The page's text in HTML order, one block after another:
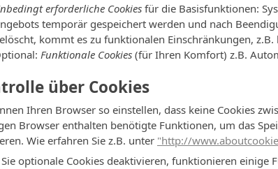
erforderliche Cookies für die Basisfunktionen:
temporär gespeichert werden und nach
kommt es zu funktionalen Einschränkungen,
Funktionale Cookies (für Ihren Komfort) z.B.
über Cookies
Ihren Browser so einstellen, dass keine Cookies
Browser enthalten benötigte Funktionen, um das
Wie erfahren Sie z.B. unter "http://
optionale Cookies deaktivieren, funktionieren einige